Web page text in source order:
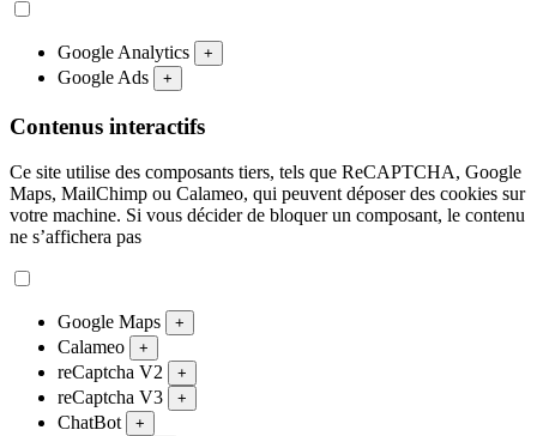
Google Analytics +
Google Ads +
Contenus interactifs
Ce site utilise des composants tiers, tels que ReCAPTCHA, Google
Maps, MailChimp ou Calameo, qui peuvent déposer des cookies sur
votre machine. Si vous décider de bloquer un composant, le contenu
ne s’affichera pas
Google Maps +
Calameo +
reCaptcha V2 +
reCaptcha V3 +
ChatBot +